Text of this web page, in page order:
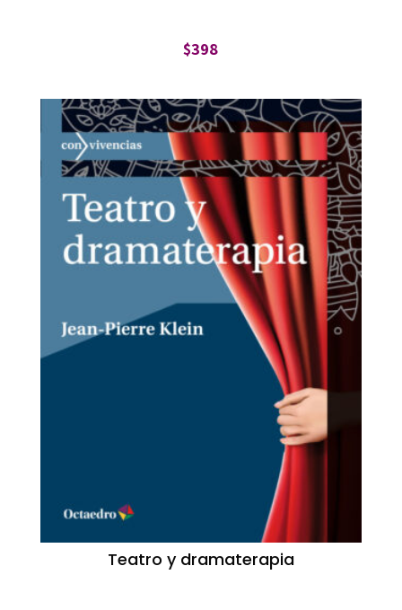
$398
Teatro y dramaterapia